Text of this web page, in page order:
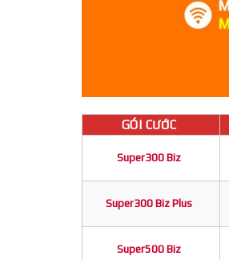
GÓI CƯỚC
Super300 Biz
Super300 Biz Plus
Super500 Biz